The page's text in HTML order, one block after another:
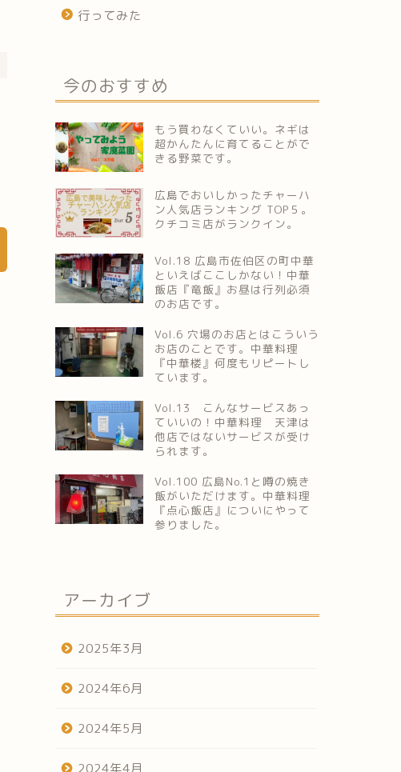
行ってみた
今のおすすめ
もう買わなくていい。ネギは
超かんたんに育てることがで
きる野菜です。
広島でおいしかったチャーハ
ン人気店ランキング TOP５。
クチコミ店がランクイン。
Vol.18 広島市佐伯区の町中華
といえばここしかない！中華
飯店『竜飯』お昼は行列必須
のお店です。
Vol.6 穴場のお店とはこういう
お店のことです。中華料理
『中華楼』何度もリピートし
ています。
Vol.13 こんなサービスあっ
ていいの！中華料理 天津は
他店ではないサービスが受け
られます。
Vol.100 広島No.1と噂の焼き
飯がいただけます。中華料理
『点心飯店』についにやって
参りました。
アーカイブ
2025年3月
2024年6月
2024年5月
2024年4月